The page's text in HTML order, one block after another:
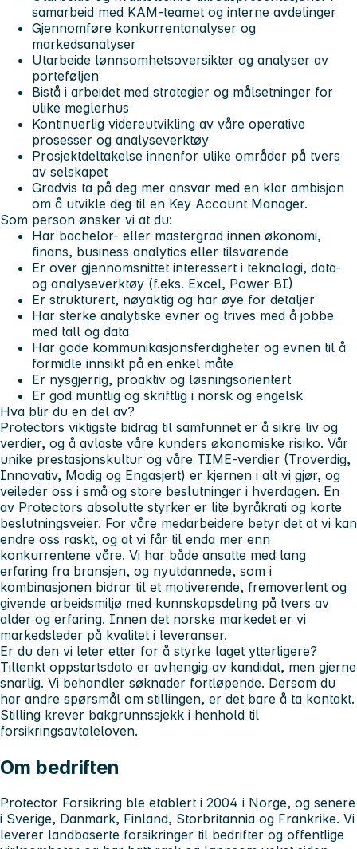
samarbeid med KAM-teamet og interne avdelinger
Gjennomføre konkurrentanalyser og
markedsanalyser
Utarbeide lønnsomhetsoversikter og analyser av
porteføljen
Bistå i arbeidet med strategier og målsetninger for
ulike meglerhus
Kontinuerlig videreutvikling av våre operative
prosesser og analyseverktøy
Prosjektdeltakelse innenfor ulike områder på tvers
av selskapet
Gradvis ta på deg mer ansvar med en klar ambisjon
om å utvikle deg til en Key Account Manager.
Som person ønsker vi at du:
Har bachelor- eller mastergrad innen økonomi,
finans, business analytics eller tilsvarende
Er over gjennomsnittet interessert i teknologi, data-
og analyseverktøy (f.eks. Excel, Power BI)
Er strukturert, nøyaktig og har øye for detaljer
Har sterke analytiske evner og trives med å jobbe
med tall og data
Har gode kommunikasjonsferdigheter og evnen til å
formidle innsikt på en enkel måte
Er nysgjerrig, proaktiv og løsningsorientert
Er god muntlig og skriftlig i norsk og engelsk
Hva blir du en del av?
Protectors viktigste bidrag til samfunnet er å sikre liv og
verdier, og å avlaste våre kunders økonomiske risiko. Vår
unike prestasjonskultur og våre TIME-verdier (Troverdig,
Innovativ, Modig og Engasjert) er kjernen i alt vi gjør, og
veileder oss i små og store beslutninger i hverdagen. En
av Protectors absolutte styrker er lite byråkrati og korte
beslutningsveier. For våre medarbeidere betyr det at vi kan
endre oss raskt, og at vi får til enda mer enn
konkurrentene våre. Vi har både ansatte med lang
erfaring fra bransjen, og nyutdannede, som i
kombinasjonen bidrar til et motiverende, fremoverlent og
givende arbeidsmiljø med kunnskapsdeling på tvers av
alder og erfaring. Innen det norske markedet er vi
markedsleder på kvalitet i leveranser.
Er du den vi leter etter for å styrke laget ytterligere?
Tiltenkt oppstartsdato er avhengig av kandidat, men gjerne
snarlig. Vi behandler søknader fortløpende. Dersom du
har andre spørsmål om stillingen, er det bare å ta kontakt.
Stilling krever bakgrunnssjekk i henhold til
forsikringsavtaleloven.
Om bedriften
Protector Forsikring ble etablert i 2004 i Norge, og senere
i Sverige, Danmark, Finland, Storbritannia og Frankrike. Vi
leverer landbaserte forsikringer til bedrifter og offentlige